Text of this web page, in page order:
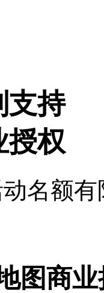
支持
授权
名额有
图商